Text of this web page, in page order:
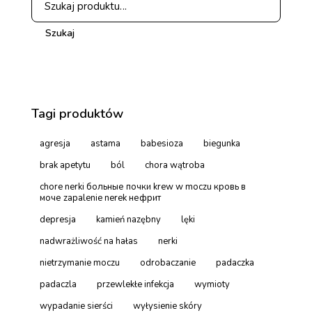
Szukaj
Tagi produktów
agresja astama babesioza
biegunka
brak apetytu
ból
chora wątroba
chore nerki больные почки krew w moczu кровь в
моче zapalenie nerek нефрит
depresja
kamień nazębny
lęki
nadwrażliwość na hałas
nerki
nietrzymanie moczu
odrobaczanie
padaczka
padaczla
przewlekłe infekcja
wymioty
wypadanie sierści
wyłysienie skóry